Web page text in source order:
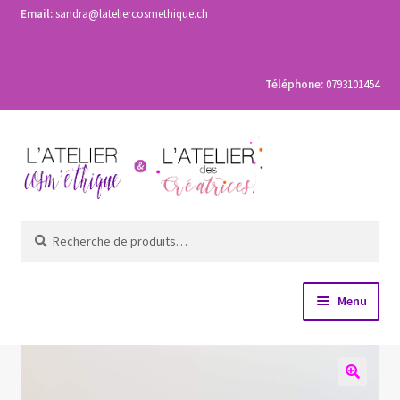
Email:sandra@lateliercosmethique.ch
Téléphone: 0793101454
Aller
la
Aller
au
contenu
pour :
Menu
Accueil